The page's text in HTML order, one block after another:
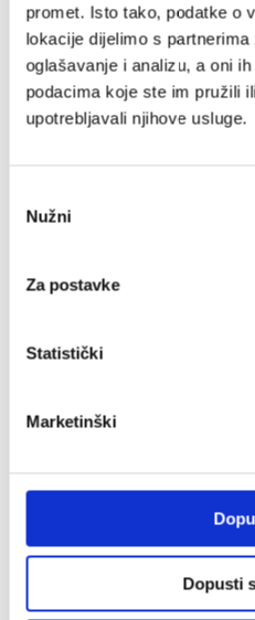
promet. Isto tako, podatke o
lokacije dijelimo s
oglašavanje i analizu, a oni
podacima koje ste im pružili
upotrebljavali njihove usluge.
pristanka
Nužni
Za postavke
Statistički
Marketinški
Dopusti
Grupa 1/2/3
Grupa 2/3
Dodaci za autosjedalice
Dječja sobica
Tješilice
CoZee kolijevke
Gnijezdo za bebe
Vreće za spavanje
Jastuci i plahte
Baldahin
Lampice i projektori
Baby monitori
Dječja kolica i nosiljke